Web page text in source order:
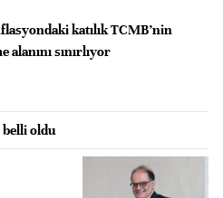
katılık TCMB’nin
alanını sınırlıyor
belli oldu